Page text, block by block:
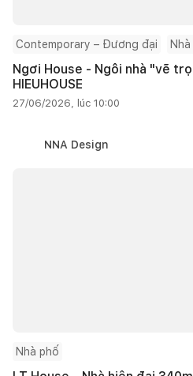
Contemporary – Đương đại
Ngơi House - Ngôi nhà "vẽ
HIEUHOUSE
27/06/2026, lúc 10:00
NNA Design
Nhà phố